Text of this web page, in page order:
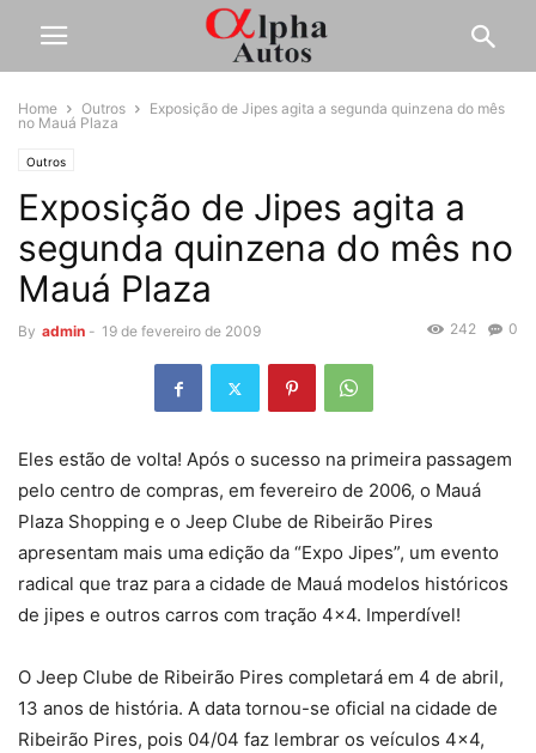
Home Outros
Exposição de Jipes agita a segunda quinzena do mês
no Mauá Plaza
Outros
Exposição de Jipes agita a
segunda quinzena do mês no
Mauá Plaza
By admin - 19 de fevereiro de 2009 0
242
Eles estão de volta! Após o sucesso na primeira passagem
pelo centro de compras, em fevereiro de 2006, o Mauá
Plaza Shopping e o Jeep Clube de Ribeirão Pires
apresentam mais uma edição da “Expo Jipes”, um evento
radical que traz para a cidade de Mauá modelos históricos
de jipes e outros carros com tração 4×4. Imperdível!
O Jeep Clube de Ribeirão Pires completará em 4 de abril,
13 anos de história. A data tornou-se oficial na cidade de
Ribeirão Pires, pois 04/04 faz lembrar os veículos 4×4,